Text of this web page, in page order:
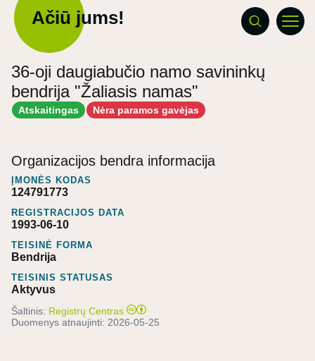
Ačiū jums!
36-oji daugiabučio namo savininkų
bendrija "Žaliasis namas"
Atskaitingas Nėra paramos gavėjas
Organizacijos bendra informacija
ĮMONĖS KODAS
124791773
REGISTRACIJOS DATA
1993-06-10
TEISINĖ FORMA
Bendrija
TEISINIS STATUSAS
Aktyvus
Šaltinis: Registrų Centras
Duomenys atnaujinti: 2026-05-25